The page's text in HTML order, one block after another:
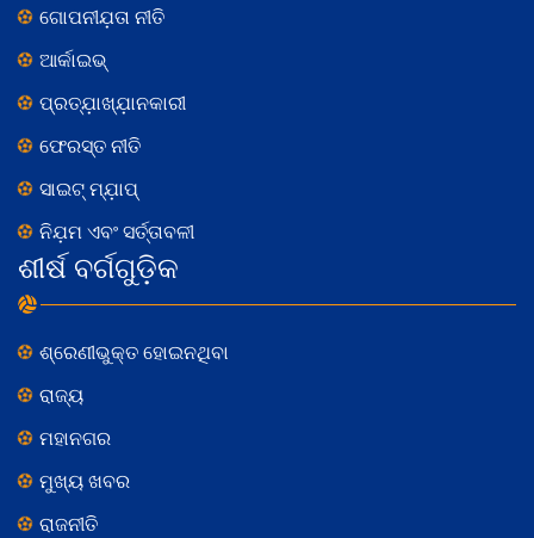
ଗୋପନୀଯ଼ତା ନୀତି
ଆର୍କାଇଭ୍
ପ୍ରତ୍ଯ଼ାଖ୍ଯ଼ାନକାରୀ
ଫେରସ୍ତ ନୀତି
ସାଇଟ୍ ମ୍ଯ଼ାପ୍
ନିଯ଼ମ ଏବଂ ସର୍ତ୍ତାବଳୀ
ଶୀର୍ଷ ବର୍ଗଗୁଡ଼ିକ
ଶ୍ରେଣୀଭୁକ୍ତ ହୋଇନଥିବା
ରାଜ୍ୟ
ମହାନଗର
ମୁଖ୍ୟ ଖବର
ରାଜନୀତି